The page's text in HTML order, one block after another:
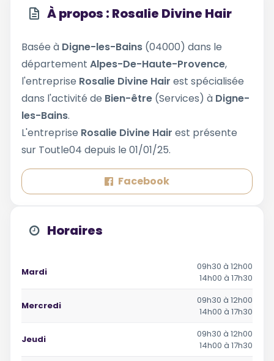
À propos : Rosalie Divine Hair
Basée à Digne-les-Bains (04000) dans le
département Alpes-De-Haute-Provence,
l'entreprise Rosalie Divine Hair est spécialisée
dans l'activité de Bien-être (Services) à Digne-
les-Bains.
L'entreprise Rosalie Divine Hair est présente
sur Toutle04 depuis le 01/01/25.
Facebook
Horaires
Mardi
09h30 à 12h00
14h00 à 17h30
Mercredi
09h30 à 12h00
14h00 à 17h30
Jeudi
09h30 à 12h00
14h00 à 17h30